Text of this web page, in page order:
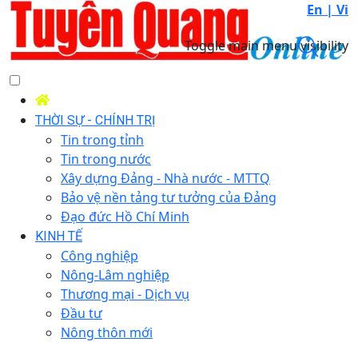
En | Vi
Toggle main menu visibility
THỜI SỰ - CHÍNH TRỊ
Tin trong tỉnh
Tin trong nước
Xây dựng Đảng - Nhà nước - MTTQ
Bảo vệ nền tảng tư tưởng của Đảng
Đạo đức Hồ Chí Minh
KINH TẾ
Công nghiệp
Nông-Lâm nghiệp
Thương mại - Dịch vụ
Đầu tư
Nông thôn mới